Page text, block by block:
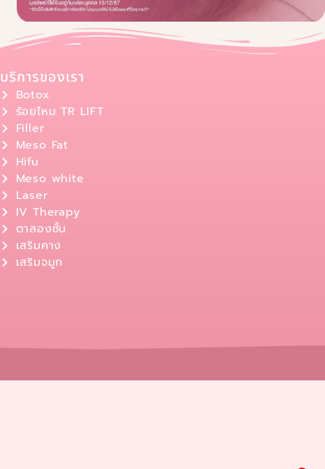
บริการของเรา
Botox
ร้อยไหม TR LIFT
Filler
Meso Fat
Hifu
Meso white
Laser
IV Therapy
ตาสองชั้น
เสริมคาง
เสริมจมูก